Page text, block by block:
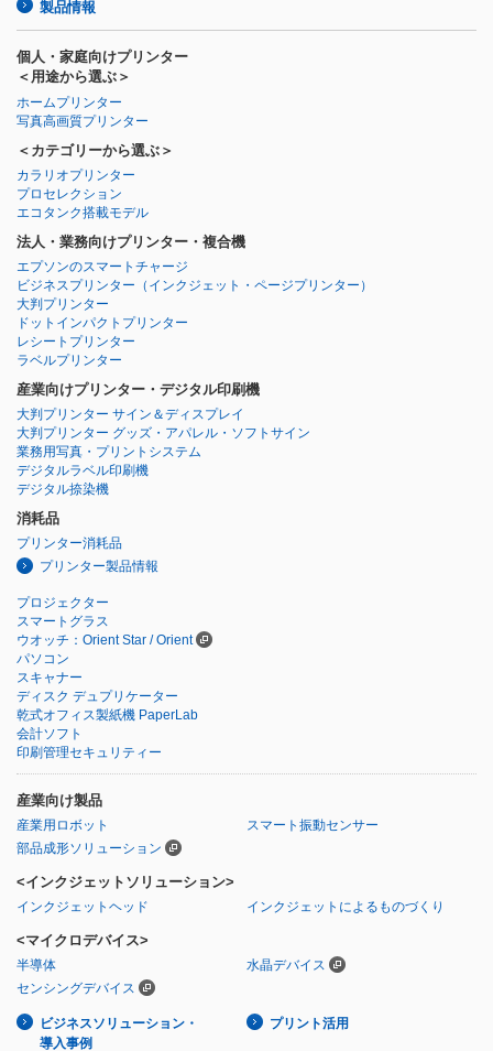
製品情報
個人・家庭向けプリンター
＜用途から選ぶ＞
ホームプリンター
写真高画質プリンター
＜カテゴリーから選ぶ＞
カラリオプリンター
プロセレクション
エコタンク搭載モデル
法人・業務向けプリンター・複合機
エプソンのスマートチャージ
ビジネスプリンター （インクジェット・ページプリンター）
大判プリンター
ドットインパクトプリンター
レシートプリンター
ラベルプリンター
産業向けプリンター・デジタル印刷機
大判プリンター サイン＆ディスプレイ
大判プリンター グッズ・アパレル・ソフトサイン
業務用写真・プリントシステム
デジタルラベル印刷機
デジタル捺染機
消耗品
プリンター消耗品
プリンター製品情報
プロジェクター
スマートグラス
ウオッチ：Orient Star / Orient
パソコン
スキャナー
ディスク デュプリケーター
乾式オフィス製紙機 PaperLab
会計ソフト
印刷管理セキュリティー
産業向け製品
産業用ロボット
スマート振動センサー
部品成形ソリューション
<インクジェットソリューション>
インクジェットヘッド インクジェットによるものづくり
<マイクロデバイス>
半導体
水晶デバイス
センシングデバイス
ビジネスソリューション・
導入事例
プリント活用